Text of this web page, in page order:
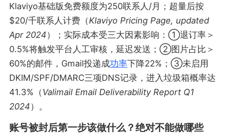
Klaviyo基础版免费额度为250联系人/月；超量后按
$20/千联系人计费（Klaviyo Pricing Page, updated
Apr 2024）；实际成本受三大因素影响：①退订率＞
0.5%将触发平台人工审核，延迟发送；②图片占比＞
60%的邮件，Gmail投递成功率下降22%；③未启用
DKIM/SPF/DMARC三项DNS记录，进入垃圾箱概率达
41.3%（Valimail Email Deliverability Report Q1
2024）。
账号被封后第一步该做什么？绝对不能做哪些